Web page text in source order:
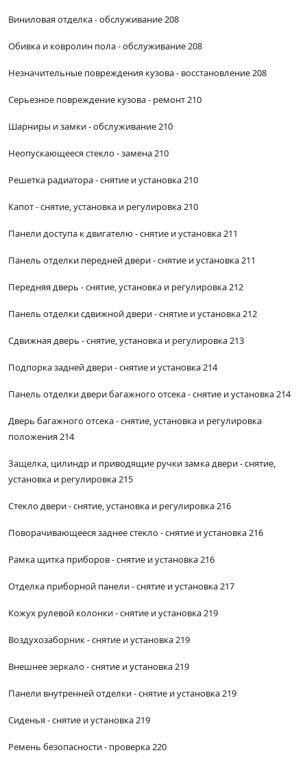
Виниловая отделка - обслуживание 208
Обивка и ковролин пола - обслуживание 208
Незначительные повреждения кузова - восстановление 208
Серьезное повреждение кузова - ремонт 210
Шарниры и замки - обслуживание 210
Неопускающееся стекло - замена 210
Решетка радиатора - снятие и установка 210
Капот - снятие, установка и регулировка 210
Панели доступа к двигателю - снятие и установка 211
Панель отделки передней двери - снятие и установка 211
Передняя дверь - снятие, установка и регулировка 212
Панель отделки сдвижной двери - снятие и установка 212
Сдвижная дверь - снятие, установка и регулировка 213
Подпорка задней двери - снятие и установка 214
Панель отделки двери багажного отсека - снятие и установка 214
Дверь багажного отсека - снятие, установка и регулировка
положения 214
Защелка, цилиндр и приводящие ручки замка двери - снятие,
установка и регулировка 215
Стекло двери - снятие, установка и регулировка 216
Поворачивающееся заднее стекло - снятие и установка 216
Рамка щитка приборов - снятие и установка 216
Отделка приборной панели - снятие и установка 217
Кожух рулевой колонки - снятие и установка 219
Воздухозаборник - снятие и установка 219
Внешнее зеркало - снятие и установка 219
Панели внутренней отделки - снятие и установка 219
Сиденья - снятие и установка 219
Ремень безопасности - проверка 220